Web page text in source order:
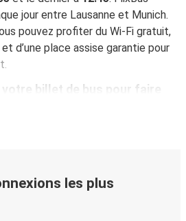
jour entre Lausanne et Munich.
pouvez profiter du Wi-Fi gratuit,
d’une place assise garantie pour
billet de bus pour faire
choisir entre différents
: carte bancaire, PayPal,
Pay. Vous pouvez également
les plus